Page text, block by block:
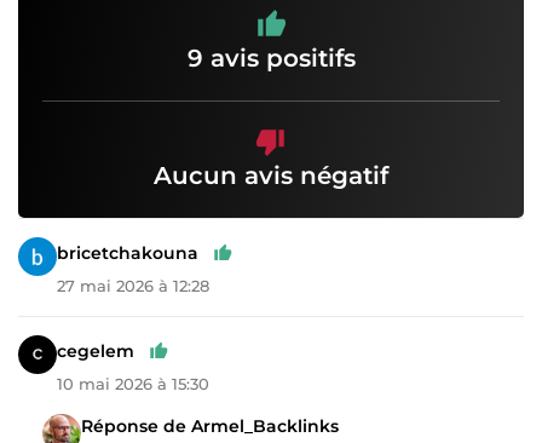
9 avis positifs
Aucun avis négatif
bricetchakouna
27 mai 2026 à 12:28
cegelem
10 mai 2026 à 15:30
Réponse de Armel_Backlinks